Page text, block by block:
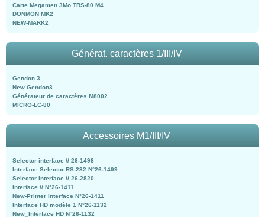
Carte Megamen 3Mo TRS-80 M4
DONMON MK2
NEW-MARK2
Générat. caractères 1/III/IV
Gendon 3
New Gendon3
Générateur de caractères M8002
MICRO-LC-80
Accessoires M1/III/IV
Selector interface // 26-1498
Interface Selector RS-232 N°26-1499
Selector interface // 26-2820
Interface // N°26-1411
New-Printer Interface N°26-1411
Interface HD modèle 1 N°26-1132
New_Interface HD N°26-1132